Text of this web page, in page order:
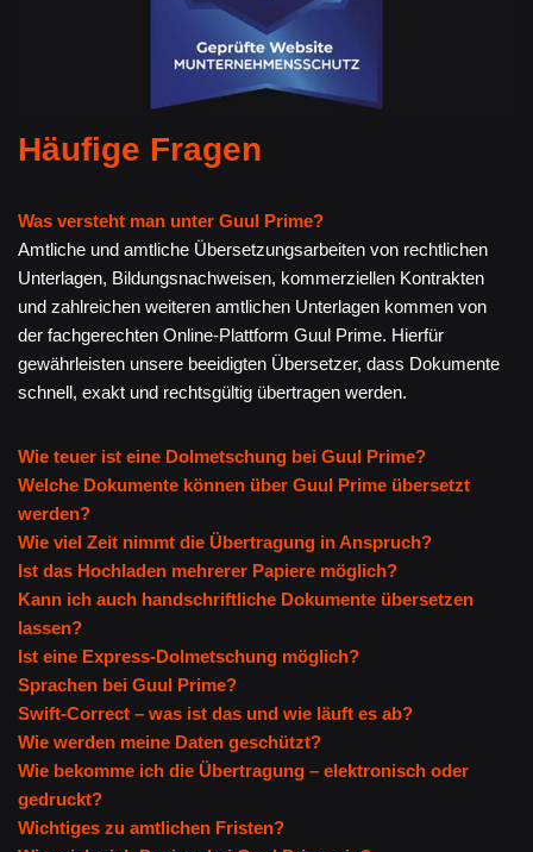
Häufige Fragen
Was versteht man unter Guul Prime?
Amtliche und amtliche Übersetzungsarbeiten von rechtlichen
Unterlagen, Bildungsnachweisen, kommerziellen Kontrakten
und zahlreichen weiteren amtlichen Unterlagen kommen von
der fachgerechten Online-Plattform Guul Prime. Hierfür
gewährleisten unsere beeidigten Übersetzer, dass Dokumente
schnell, exakt und rechtsgültig übertragen werden.
Wie teuer ist eine Dolmetschung bei Guul Prime?
Welche Dokumente können über Guul Prime übersetzt
werden?
Wie viel Zeit nimmt die Übertragung in Anspruch?
Ist das Hochladen mehrerer Papiere möglich?
Kann ich auch handschriftliche Dokumente übersetzen
lassen?
Ist eine Express-Dolmetschung möglich?
Sprachen bei Guul Prime?
Swift-Correct – was ist das und wie läuft es ab?
Wie werden meine Daten geschützt?
Wie bekomme ich die Übertragung – elektronisch oder
gedruckt?
Wichtiges zu amtlichen Fristen?